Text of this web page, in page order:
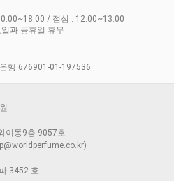
/ 점심 : 12:00~13:00
과 공휴일 휴무
행 676901-01-197536
이동9층 9057호
-3452 호